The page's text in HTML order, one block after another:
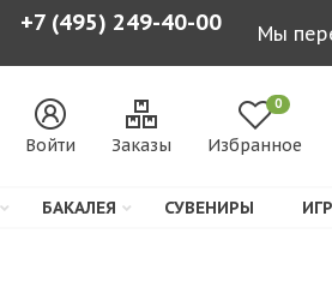
+7 (495) 249-40-00 Мы
Войти Заказы
0
Избранное
БАКАЛЕЯ СУВЕНИРЫ